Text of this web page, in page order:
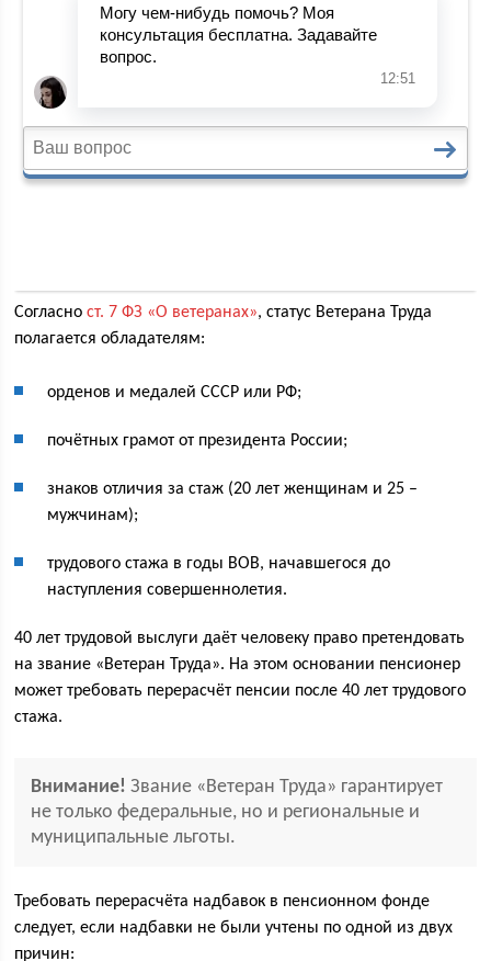
Согласност. 7 ФЗ «О ветеранах», статус Ветерана Труда
полагается обладателям:
орденов и медалей СССР или РФ;
почётных грамот от президента России;
знаков отличия за стаж (20 лет женщинам и 25 –
мужчинам);
трудового стажа в годы ВОВ, начавшегося до
наступления совершеннолетия.
40 лет трудовой выслуги даёт человеку право претендовать
на звание «Ветеран Труда». На этом основании пенсионер
может требовать перерасчёт пенсии после 40 лет трудового
стажа.
Внимание! Звание «Ветеран Труда» гарантирует
не только федеральные, но и региональные и
муниципальные льготы.
Требовать перерасчёта надбавок в пенсионном фонде
следует, если надбавки не были учтены по одной из двух
причин: